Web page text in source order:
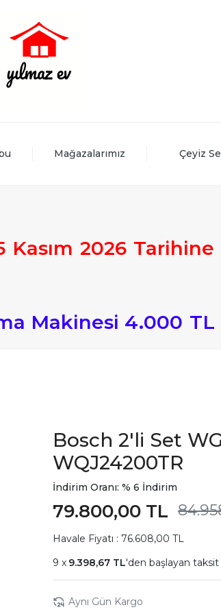
Mağazalarımız Çeyiz
Kasım 2026 Tarihine
Makinesi 4.000 TL
Bosch 2'li Set
WQJ24200TR
İndirim Oranı: % 6 İndirim
79.800,00 TL
Havale Fiyatı : 76.608,00 TL
9.398,67 TL'den başlayan
Aynı Gün Kargo